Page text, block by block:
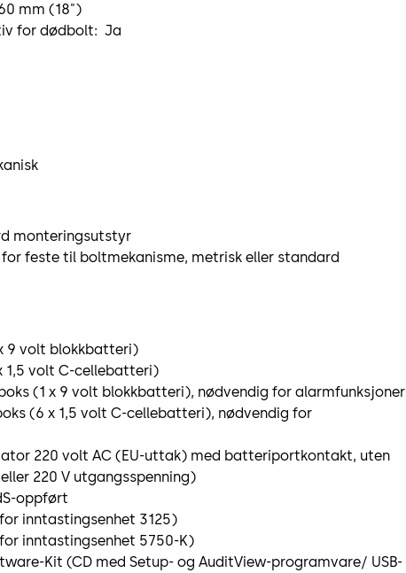
mm (18")
for dødbolt: Ja
monteringsutstyr
feste til boltmekanisme, metrisk eller standard
9 volt blokkbatteri)
1,5 volt C-cellebatteri)
(1 x 9 volt blokkbatteri), nødvendig for alarmfunksjoner
(6 x 1,5 volt C-cellebatteri), nødvendig for
220 volt AC (EU-uttak) med batteriportkontakt, uten
220 V utgangsspenning)
oppført
inntastingsenhet 3125)
inntastingsenhet 5750-K)
Kit (CD med Setup- og AuditView-programvare/ USB-